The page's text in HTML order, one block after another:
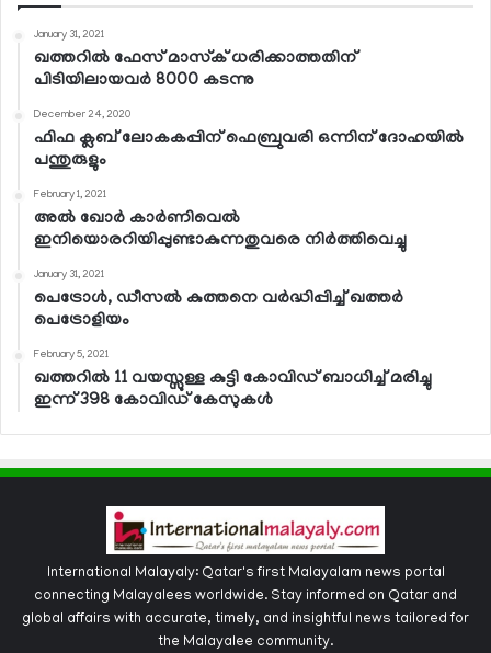
January 31, 2021
ഖത്തറില്‍ ഫേസ് മാസ്‌ക് ധരിക്കാത്തതിന്
പിടിയിലായവര്‍ 8000 കടന്നു
December 24, 2020
ഫിഫ ക്ലബ് ലോകകപ്പിന് ഫെബ്രുവരി ഒന്നിന് ദോഹയില്‍
പന്തുരുളും
February 1, 2021
അല്‍ ഖോര്‍ കാര്‍ണിവെല്‍
ഇനിയൊരറിയിപ്പുണ്ടാകുന്നതുവരെ നിര്‍ത്തിവെച്ചു
January 31, 2021
പെട്രോള്‍, ഡീസല്‍ കുത്തനെ വര്‍ദ്ധിപ്പിച്ച് ഖത്തര്‍
പെട്രോളിയം
February 5, 2021
ഖത്തറില്‍ 11 വയസ്സുള്ള കുട്ടി കോവിഡ് ബാധിച്ച് മരിച്ചു
ഇന്ന് 398 കോവിഡ് കേസുകള്‍
International Malayaly: Qatar's first Malayalam news portal
connecting Malayalees worldwide. Stay informed on Qatar and
global affairs with accurate, timely, and insightful news tailored for
the Malayalee community.